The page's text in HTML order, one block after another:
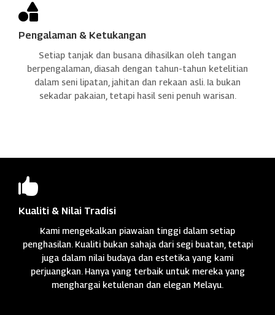

Pengalaman & Ketukangan
Setiap tanjak dan busana dihasilkan oleh tangan
berpengalaman, diasah dengan tahun-tahun ketelitian
dalam seni lipatan, jahitan dan rekaan asli. Ia bukan
sekadar pakaian, tetapi hasil seni penuh warisan.

Kualiti & Nilai Tradisi
Kami mengekalkan piawaian tinggi dalam setiap
penghasilan. Kualiti bukan sahaja dari segi buatan, tetapi
juga dalam nilai budaya dan estetika yang kami
perjuangkan. Hanya yang terbaik untuk mereka yang
menghargai ketulenan dan elegan Melayu.